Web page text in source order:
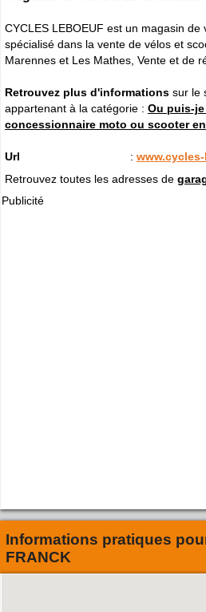
CYCLES LEBOEUF est un magasin de
spécialisé dans la vente de vélos et
Marennes et Les Mathes, Vente et de
Retrouvez plus d'informations sur le
appartenant à la catégorie : Ou puis-
concessionnaire moto ou scooter
Url :
Retrouvez toutes les adresses de
Publicité
Informations pratiques
FRANCK